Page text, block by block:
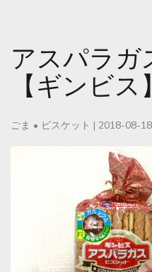
アスパラガ
【ギンビス】
ごま • ビスケット | 2018-08-18